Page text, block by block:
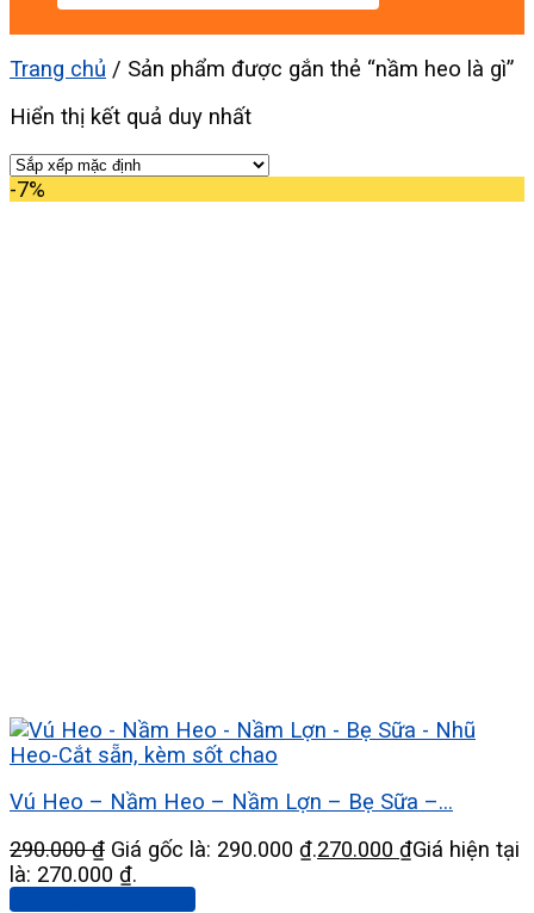
Trang chủ / Sản phẩm được gắn thẻ “nầm heo là gì”
Hiển thị kết quả duy nhất
-7%
Vú Heo – Nầm Heo – Nầm Lợn – Bẹ Sữa –...
290.000₫ Giá gốc là: 290.000 ₫.270.000 ₫Giá hiện tại
là: 270.000 ₫.
Thêm vào giỏ hàng